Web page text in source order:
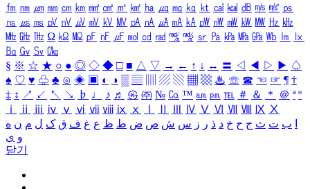
㎙ ㎚ ㎛ ㎜ ㎝ ㎞ ㎟ ㎠ ㎡ ㎢ ㏊ ㎍ ㎎ ㎏ ㏏ ㎈ ㎉ ㏈ ㎧ ㎨ ㎰
㎱ ㎲ ㎳ ㎴ ㎵ ㎶ ㎷ ㎸ ㎹ ㎀ ㎁ ㎂ ㎃ ㎄ ㎺ ㎻ ㎽ ㎾ ㎿ ㎐ ㎑
㎒ ㎓ ㎔ Ω ㏀ ㏁ ㎊ ㎋ ㎌ ㏖ ㏅ ㎭ ㎮ ㎯ ㏛ ㎩ ㎪ ㎫ ㎬ ㏝ ㏐
㏓
㏃ ㏉ ㏜ ㏆
§ ※ ☆ ★ ○ ● ◎ ◇ ◆ □ ■ △ ▽ → ← ↑ ↓ ↔ 〓 ◁ ◀ ▷ ▶ ♤
♠ ♡ ♥ ♧ ♣ ⊙ ◈ ▣ ◐ ◑ ▒ ▤ ▨ ▧ ▦ ▩ ♨ ☏ ☎ ☜ ☞ ¶ †
‡ ↕ ↗ ↙ ↖ ↘ ♭ ♩ ♪ ♬ ㉿ ㈜ № ㏇ ™ ㏂ ㏘ ℡ ＃ ＆ ＊ ＠ ª º
ⅰ
ⅱ ⅲ ⅳ ⅴ ⅵ ⅶ ⅷ ⅸ ⅹ Ⅳ Ⅴ Ⅵ Ⅶ Ⅷ Ⅸ Ⅹ
ب ت ث ج ح خ د ذ ر ز س ش ص ض ط ظ ع غ ف ق ک ل م ن ه
و ی
닫기